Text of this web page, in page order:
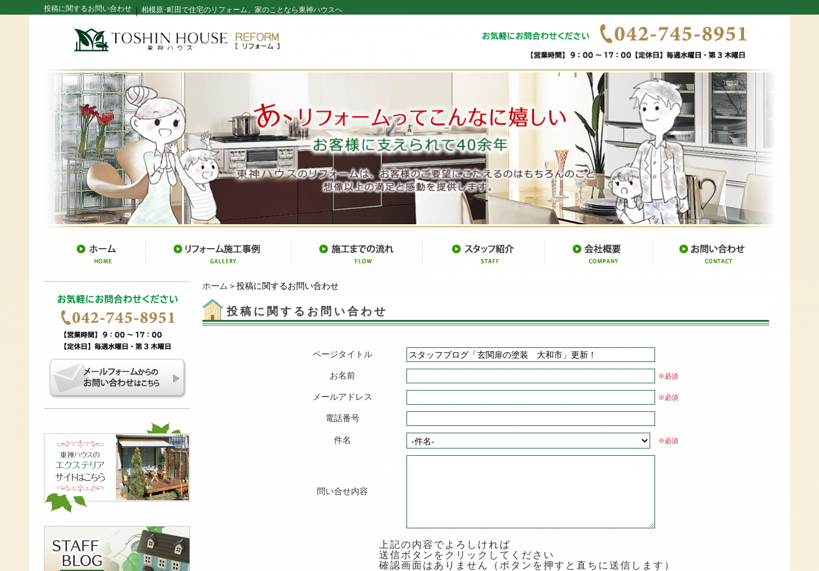
投稿に関するお問い合わせ 相模原･町田で住宅のリフォーム、家のことなら東神ハウスへ
ホーム ＞投稿に関するお問い合わせ
投稿に関するお問い合わせ
ページタイトル
お名前 ※必須
メールアドレス ※必須
電話番号
件名 ※必須
問い合せ内容
上記の内容でよろしければ
送信ボタンをクリックしてください
確認画面はありません（ボタンを押すと直ちに送信します）